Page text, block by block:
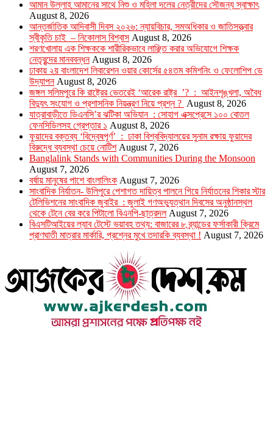
আমান উল্লাহ আমানের সাথে নিশু ও মহিলা দলের নেত্রীদের সৌজন্য স্বাক্ষাৎ
August 8, 2026
আন্তর্জাতিক আদিবাসী দিবস ২০২৬: ন্যায়বিচার, সমঅধিকার ও জাতিসত্ত্বার
স্বীকৃতি চাই – নিকোলাস বিশ্বাস August 8, 2026
শরণখোলায় এক শিক্ষককে শারীরিকভাবে লাঞ্ছিত করার অভিযোগে শিক্ষক
নেতৃবৃন্দের মানববন্ধন August 8, 2026
ঢাকায় ২য় বাংলাদেশ লিবারেশন ওয়ার কোর্সের ৫৪তম কমিশনিং ও ফেলোশিপ ডে
উদ্‌যাপন August 8, 2026
জঙ্গল সলিমপুরে কি রাষ্ট্রের ভেতরেই ‘আরেক রাষ্ট্র ’? : আইনশৃঙ্খলা, অবৈধ
বিদ্যুৎ সংযোগ ও প্রশাসনিক নিয়ন্ত্রণ নিয়ে প্রশ্ন ? August 8, 2026
যাত্রাবাড়ীতে ডিএনসি’র ঝটিকা অভিযান : সোহাগ এক্সপ্রেসে ১০০ বোতল
ফেনসিডিলসহ গ্রেপ্তার ১ August 8, 2026
ফুয়াদের বক্তব্য ‘বিদ্বেষপূর্ণ’ : ঢাকা বিশ্ববিদ্যালয়ের সুনাম রক্ষায় ফুয়াদের
বিরুদ্ধে ব্যবস্থা চেয়ে নোটিশ August 7, 2026
Banglalink Stands with Communities During the Monsoon
August 7, 2026
বর্ষায় মানুষের পাশে বাংলালিংক August 7, 2026
সাংবাদিক নির্যাতন- উলিপুরে পেশাগত দায়িত্ব পালনে গিয়ে নির্যাতনের শিকার স্টার
টেলিভিশনের সাংবাদিক জুবাইর : জুলাই গণঅভ্যুত্থান দিবসের অনুষ্ঠানস্থল
থেকে টেনে বের করে পিটালো বিএনপি-ছাত্রদল August 7, 2026
বিএসটিআইয়ের ল্যাব টেস্টে ভয়াবহ তথ্য: বাজারের ৮ ব্র্যান্ডের ফর্সাকারী ক্রিমে
প্রাণঘাতী মাত্রার মার্কারি, প্রশ্নের মুখে তদারকি ব্যবস্থা ! August 7, 2026